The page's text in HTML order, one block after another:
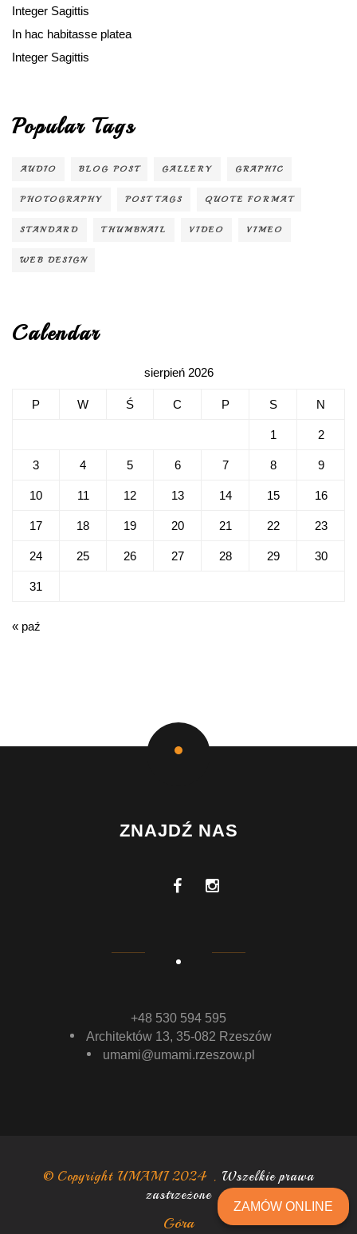
Integer Sagittis
In hac habitasse platea
Integer Sagittis
Popular Tags
AUDIO BLOG POST GALLERY GRAPHIC
PHOTOGRAPHY POST TAGS QUOTE FORMAT
STANDARD THUMBNAIL VIDEO VIMEO
WEB DESIGN
Calendar
sierpień 2026
P W Ś C P S N
1 2
3 4 5 6 7 8 9
10 11 12 13 14 15 16
17 18 19 20 21 22 23
24 25 26 27 28 29 30
31
« paź
ZNAJDŹ NAS
+48 530 594 595
Architektów 13, 35-082 Rzeszów
umami@umami.rzeszow.pl
© Copyright UMAMI 2024 . Wszelkie prawa
zastrzeżone
Góra
ZAMÓW ONLINE